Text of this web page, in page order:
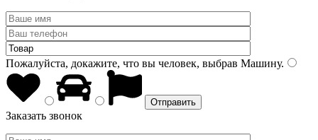
Пожалуйста, докажите, что вы человек, выбрав Машину.
Заказать звонок